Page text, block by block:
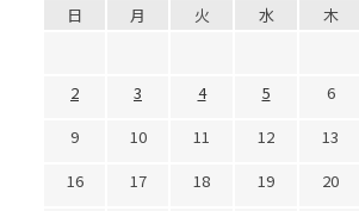
日 月 火 水 木
2
3 4 5 6
9
10 11 12 13
16
17 18 19 20